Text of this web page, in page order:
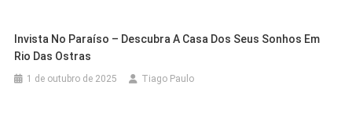
Invista No Paraíso – Descubra A Casa Dos Seus Sonhos Em
Rio Das Ostras
1 de outubro de 2025 Tiago Paulo